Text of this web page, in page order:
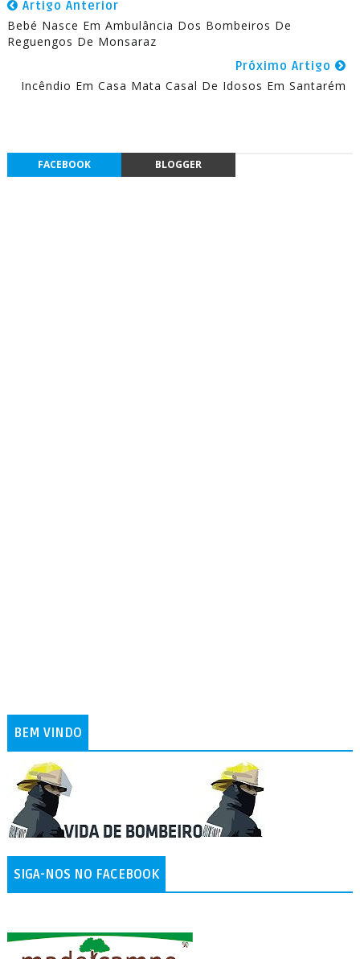
Artigo Anterior
Bebé Nasce Em Ambulância Dos Bombeiros De
Reguengos De Monsaraz
Próximo Artigo
Incêndio Em Casa Mata Casal De Idosos Em Santarém
FACEBOOK BLOGGER
BEM VINDO
SIGA-NOS NO FACEBOOK